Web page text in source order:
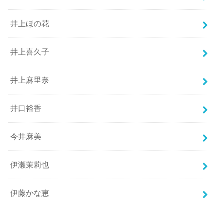
井上ほの花
井上喜久子
井上麻里奈
井口裕香
今井麻美
伊瀬茉莉也
伊藤かな恵